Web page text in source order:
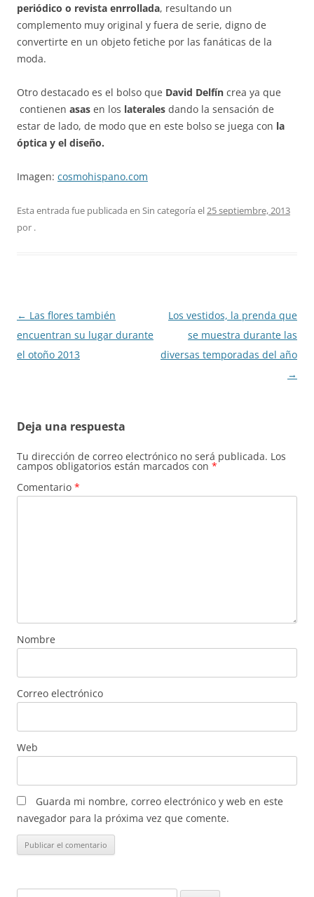
periódico o revista enrrollada, resultando un
complemento muy original y fuera de serie, digno de
convertirte en un objeto fetiche por las fanáticas de la
moda.
Otro destacado es el bolso que David Delfín crea ya que
contienen asas en los laterales dando la sensación de
estar de lado, de modo que en este bolso se juega con la
óptica y el diseño.
Imagen: cosmohispano.com
Esta entrada fue publicada en Sin categoría el25 septiembre, 2013
por .
Navegación
de
entradas
← Las flores también
encuentran su lugar durante
el otoño 2013
Los vestidos, la prenda que
se muestra durante las
diversas temporadas del año
→
Deja una respuesta
Tu dirección de correo electrónico no será publicada. Los
campos obligatorios están marcados con *
Comentario *
Nombre
Correo electrónico
Web
Guarda mi nombre, correo electrónico y web en este
navegador para la próxima vez que comente.